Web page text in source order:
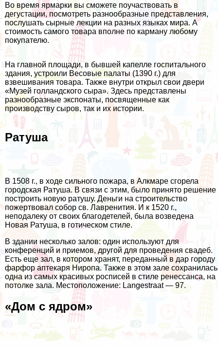
Во время ярмарки вы сможете поучаствовать в
дегустации, посмотреть разнообразные представления,
послушать сырные лекции на разных языках мира. А
стоимость самого товара вполне по карману любому
покупателю.
На главной площади, в бывшей капелле госпитального
здания, устроили Весовые палаты (1390 г.) для
взвешивания товара. Также внутри открыл свои двери
«Музей голландского сыра». Здесь представлены
разнообразные экспонаты, посвященные как
производству сыров, так и их истории.
Ратуша
В 1508 г., в ходе сильного пожара, в Алкмаре сгорела
городская Ратуша. В связи с этим, было принято решение
построить новую ратушу. Деньги на строительство
пожертвовал собор св. Лавренития. И к 1520 г.,
неподалеку от своих благодетелей, была возведена
Новая Ратуша, в готическом стиле.
В здании несколько залов: один используют для
конференций и приемов, другой для проведения свадеб.
Есть еще зал, в котором хранят, переданный в дар городу
фарфор аптекаря Ниропа. Также в этом зале сохранилась
одна из самых красивых росписей в стиле ренессанса, на
потолке зала. Местоположение: Langestraat — 97.
«Дом с ядром»